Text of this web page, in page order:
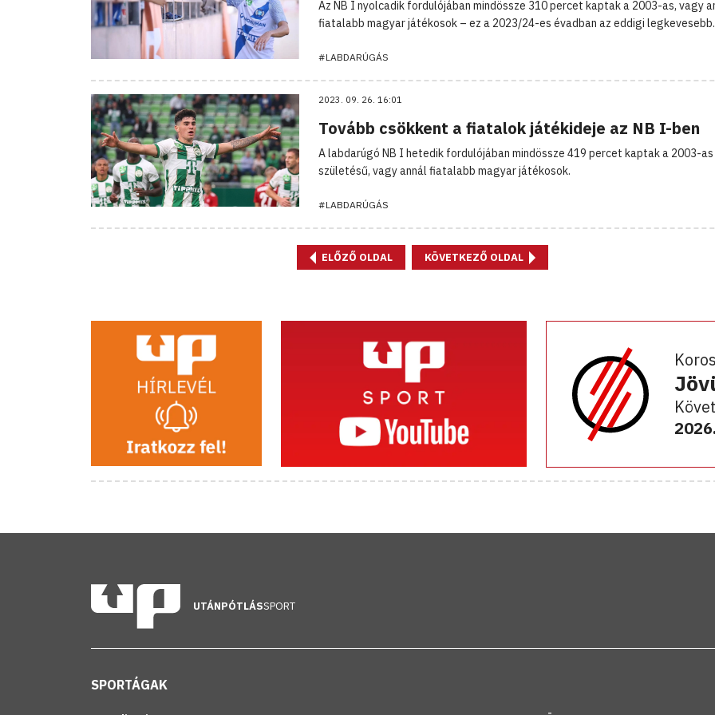
Az NB I nyolcadik fordulójában mindössze 310 percet kaptak a 2003-as, vagy
fiatalabb magyar játékosok – ez a 2023/24-es évadban az eddigi legkevesebb.
#LABDARÚGÁS
2023. 09. 26. 16:01
Tovább csökkent a fiatalok játékideje az NB I-ben
A labdarúgó NB I hetedik fordulójában mindössze 419 percet kaptak a 2003-as
születésű, vagy annál fiatalabb magyar játékosok.
#LABDARÚGÁS
ELŐZŐ OLDAL KÖVETKEZŐ OLDAL
UTÁNPÓTLÁSSPORT
SPORTÁGAK